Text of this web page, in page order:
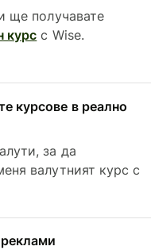
ще получавате
курс с Wise.
курсове в реално
за да
валутният курс с